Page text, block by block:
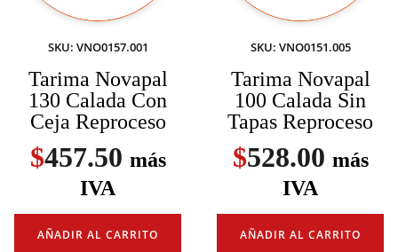
SKU: VNO0157.001
Tarima Novapal
130 Calada Con
Ceja Reproceso
$457.50 más
IVA
AÑADIR AL CARRITO
SKU: VNO0151.005
Tarima Novapal
100 Calada Sin
Tapas Reproceso
$528.00 más
IVA
AÑADIR AL CARRITO